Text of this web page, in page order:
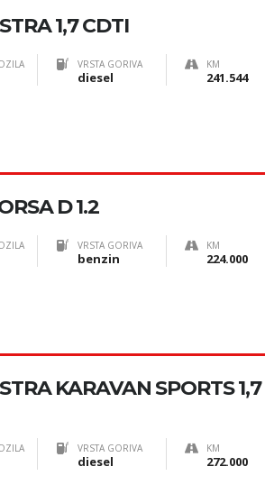
1,7 CDTI
VRSTA GORIVA
diesel
KM
241.544
D 1.2
VRSTA GORIVA
benzin
KM
224.000
KARAVAN SPORTS 1,7
VRSTA GORIVA
diesel
KM
272.000